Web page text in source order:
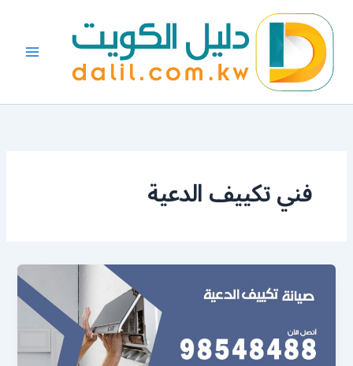
المحتوى
فني تكييف الدعية